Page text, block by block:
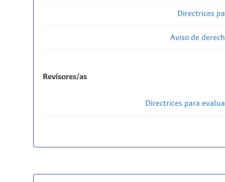
Directrices
Aviso de
Revisores/as
Directrices para